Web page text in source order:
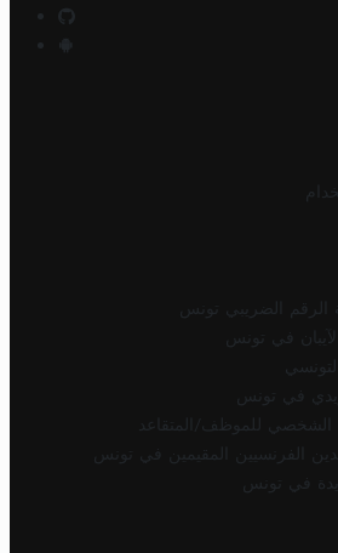
الضريبي تونس
في تونس
في تونس
للموظف/المتقاعد
الفرنسيين المقيمين في تونس
في تونس